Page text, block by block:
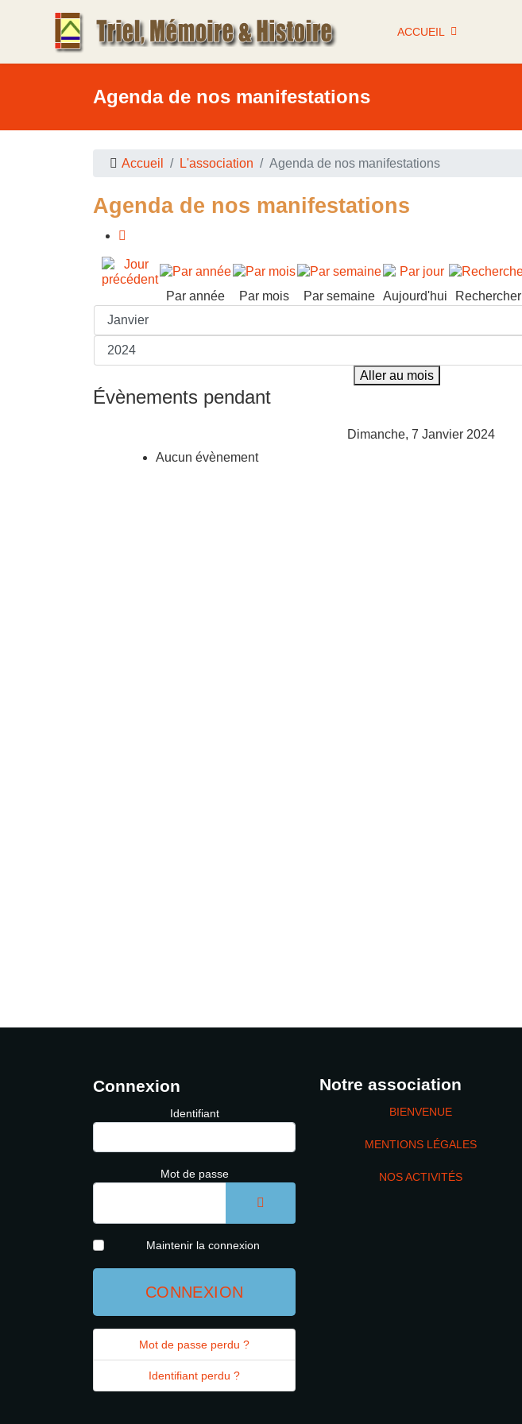
ACCUEIL
Agenda de nos manifestations
Accueil L'association Agenda de nos manifestations
Agenda de nos manifestations
Par année Par mois Par semaine Aujourd'hui Rechercher
Aller au mois
Évènements pendant
Dimanche, 7 Janvier 2024
Aucun évènement
Connexion
Identifiant
Mot de passe
AFFICHER LE MOT DE PASSE
Maintenir la connexion
CONNEXION
Mot de passe perdu ?
Identifiant perdu ?
Notre association
BIENVENUE
MENTIONS LÉGALES
NOS ACTIVITÉS